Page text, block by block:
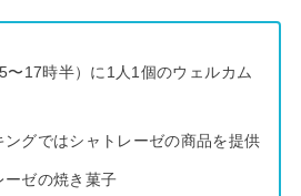
〜17時半）に1人1個のウェルカム
ングではシャトレーゼの商品を提供
ーゼの焼き菓子